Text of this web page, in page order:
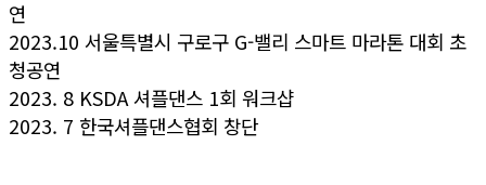
연
2023.10 서울특별시 구로구 G-밸리 스마트 마라톤 대회 초
청공연
2023. 8 KSDA 셔플댄스 1회 워크샵
2023. 7 한국셔플댄스협회 창단